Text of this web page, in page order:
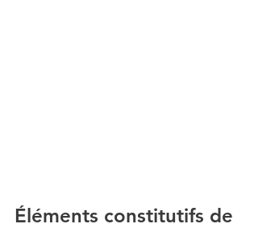
Éléments constitutifs de